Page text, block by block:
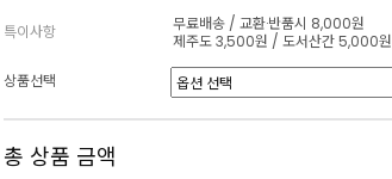
특이사항
무료배송 / 교환·반품시 8,000원
제주도 3,500원 / 도서산간 5,000원
상품선택
총 상품 금액